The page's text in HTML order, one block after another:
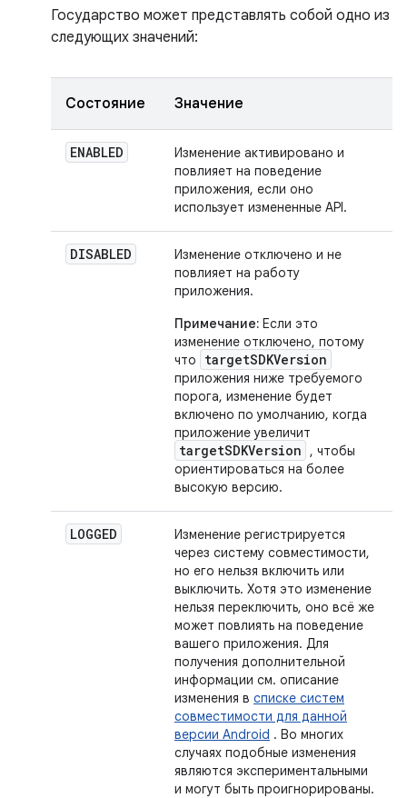
Государство может представлять собой одно из
следующих значений:
Состояние Значение
ENABLED
Изменение активировано и
повлияет на поведение
приложения, если оно
использует измененные API.
DISABLED
Изменение отключено и не
повлияет на работу
приложения.
Примечание: Если это
изменение отключено, потому
что
targetSDKVersion
приложения ниже требуемого
порога, изменение будет
включено по умолчанию, когда
приложение увеличит
targetSDKVersion
, чтобы
ориентироваться на более
высокую версию.
LOGGED
Изменение регистрируется
через систему совместимости,
но его нельзя включить или
выключить. Хотя это изменение
нельзя переключить, оно всё же
может повлиять на поведение
вашего приложения. Для
получения дополнительной
информации см. описание
изменения в списке систем
совместимости для данной
версии Android . Во многих
случаях подобные изменения
являются экспериментальными
и могут быть проигнорированы.